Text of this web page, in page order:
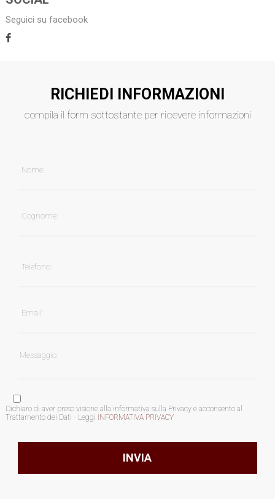
Seguici su facebook
RICHIEDI INFORMAZIONI
compila il form sottostante per ricevere informazioni
Dichiaro di aver preso visione alla informativa sulla Privacy e acconsento al
Trattamento dei Dati - Leggi INFORMATIVA PRIVACY